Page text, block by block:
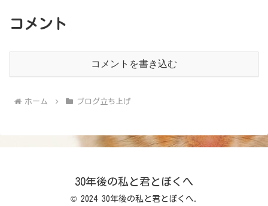
コメント
コメントを書き込む
ホーム ブログ立ち上げ
30年後の私と君とぼくへ
© 2024 30年後の私と君とぼくへ.